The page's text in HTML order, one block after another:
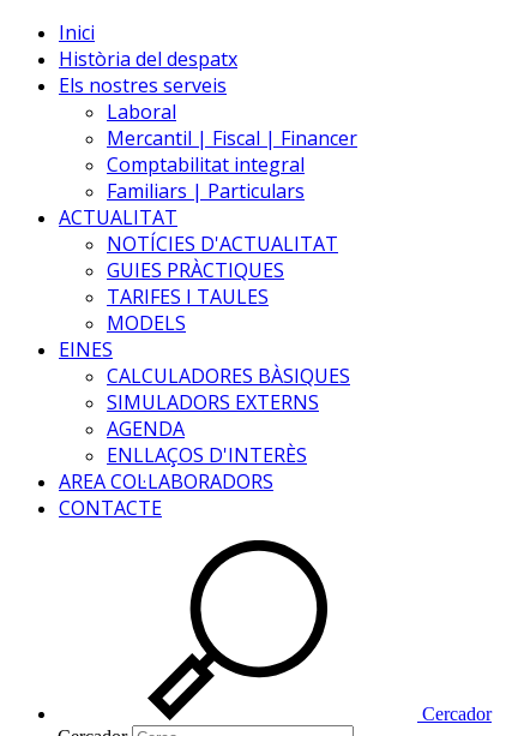
Inici
Història del despatx
Els nostres serveis
Laboral
Mercantil | Fiscal | Financer
Comptabilitat integral
Familiars | Particulars
ACTUALITAT
NOTÍCIES D'ACTUALITAT
GUIES PRÀCTIQUES
TARIFES I TAULES
MODELS
EINES
CALCULADORES BÀSIQUES
SIMULADORS EXTERNS
AGENDA
ENLLAÇOS D'INTERÈS
AREA COL·LABORADORS
CONTACTE
Cercador